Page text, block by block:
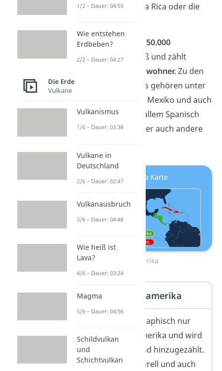
den Regenwald in Costa Rica oder die
Die Region ist in etwa
750.000
Quadratkilometer
groß und zählt
Einwohner.Zu den
Ländern Mittelamerikas gehören unter
anderem die Bahamas, Mexiko und auch
Jamaika. Hier wird vor allem Spanisch
gesprochen. Es sind aber auch andere
Mittelamerika
Mexiko und Mittelamerika
Mexiko gehört geographisch nur
teilweisezu Mittelamerika und wird
manchmal als 21. Land hinzugezählt.
Obwohl Mexiko kulturell und auch
1/2 – Dauer: 04:59
Wie entstehen
Erdbeben?
2/2 – Dauer: 04:27
Die Erde
Vulkane
Vulkanismus
1/6 – Dauer: 03:38
Vulkane in
Deutschland
2/6 – Dauer: 02:47
Vulkanausbruch
3/6 – Dauer: 04:48
Wie heiß ist
Lava?
4/6 – Dauer: 03:24
Magma
5/6 – Dauer: 04:56
Schildvulkan
und
Schichtvulkan